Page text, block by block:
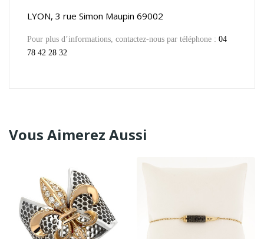
LYON, 3 rue Simon Maupin 69002
Pour plus d’informations, contactez-nous par téléphone : 04
78 42 28 32
Vous Aimerez Aussi